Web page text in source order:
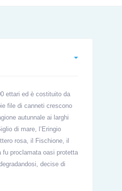
ettari ed è costituito da
file di canneti crescono
autunnale ai larghi
di mare, l’Eringio
rosa, il Fischione, il
fu proclamata oasi protetta
decise di